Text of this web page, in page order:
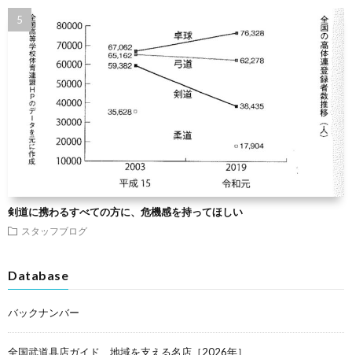
剣道に携わるすべての方に、危機感を持ってほしい
スタッフブログ
Database
バックナンバー
全国武道具店ガイド 地域を支える名店［2026年］